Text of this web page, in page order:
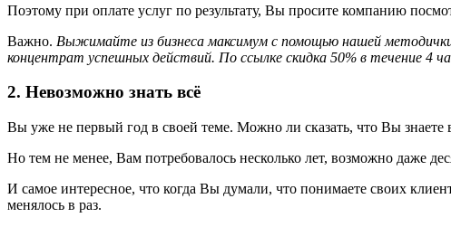
Поэтому при оплате услуг по результату, Вы просите компанию
Важно. Выжимайте из бизнеса максимум с помощью нашей
концентрат успешных действий. По ссылке скидка 50% в течение 4
2. Невозможно знать всё
Вы уже не первый год в своей теме. Можно ли сказать, что Вы
Но тем не менее, Вам потребовалось несколько лет, возможно даже
И самое интересное, что когда Вы думали, что понимаете своих
менялось в раз.